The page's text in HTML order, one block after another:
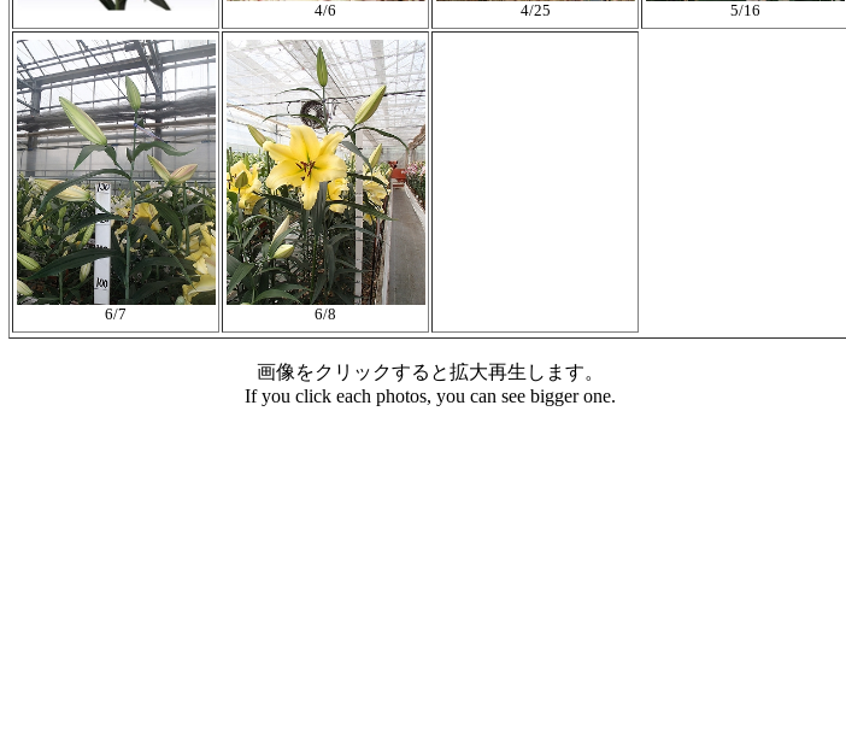
4/6 4/25 5/16
6/7 6/8
画像をクリックすると拡大再生します。
If you click each photos, you can see bigger one.